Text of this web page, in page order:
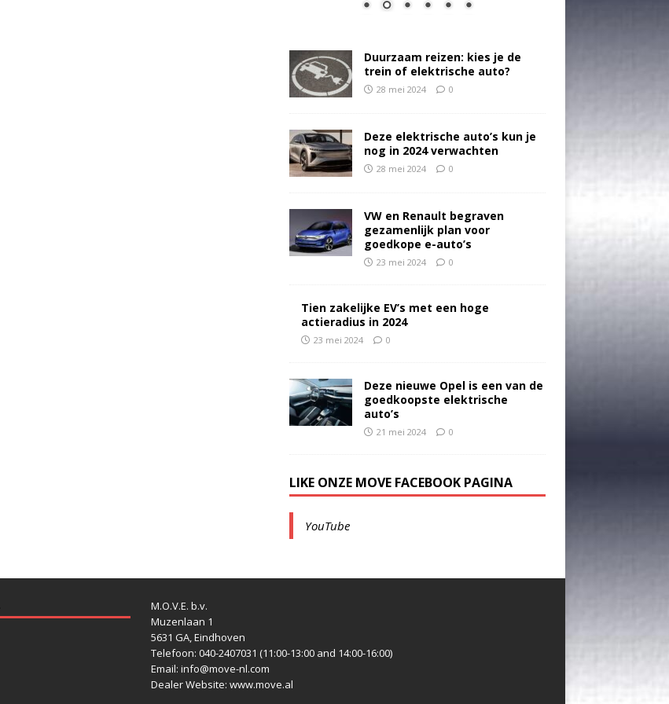
Duurzaam reizen: kies je de
trein of elektrische auto?
28 mei 2024 0
Deze elektrische auto’s kun je
nog in 2024 verwachten
28 mei 2024 0
VW en Renault begraven
gezamenlijk plan voor
goedkope e-auto’s
23 mei 2024 0
Tien zakelijke EV’s met een hoge
actieradius in 2024
23 mei 2024 0
Deze nieuwe Opel is een van de
goedkoopste elektrische
auto’s
21 mei 2024 0
LIKE ONZE MOVE FACEBOOK PAGINA
YouTube
M.O.V.E. b.v.
Muzenlaan 1
5631 GA, Eindhoven
Telefoon: 040-2407031 (11:00-13:00 and 14:00-16:00)
Email: info@move-nl.com
Dealer Website: www.move.al